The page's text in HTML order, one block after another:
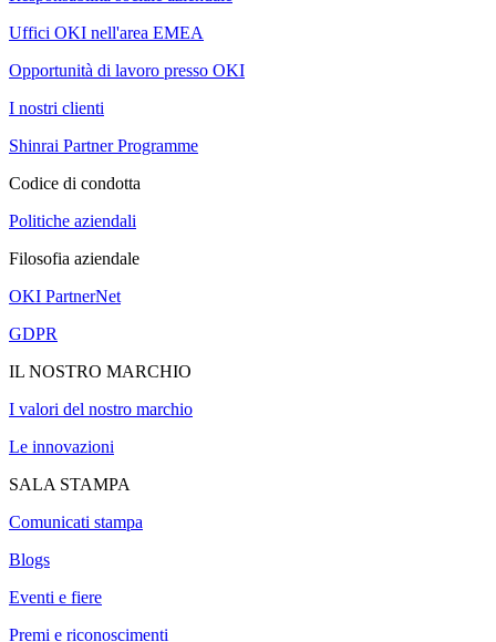
Uffici OKI nell'area EMEA
Opportunità di lavoro presso OKI
I nostri clienti
Shinrai Partner Programme
Codice di condotta
Politiche aziendali
Filosofia aziendale
OKI PartnerNet
GDPR
IL NOSTRO MARCHIO
I valori del nostro marchio
Le innovazioni
SALA STAMPA
Comunicati stampa
Blogs
Eventi e fiere
Premi e riconoscimenti